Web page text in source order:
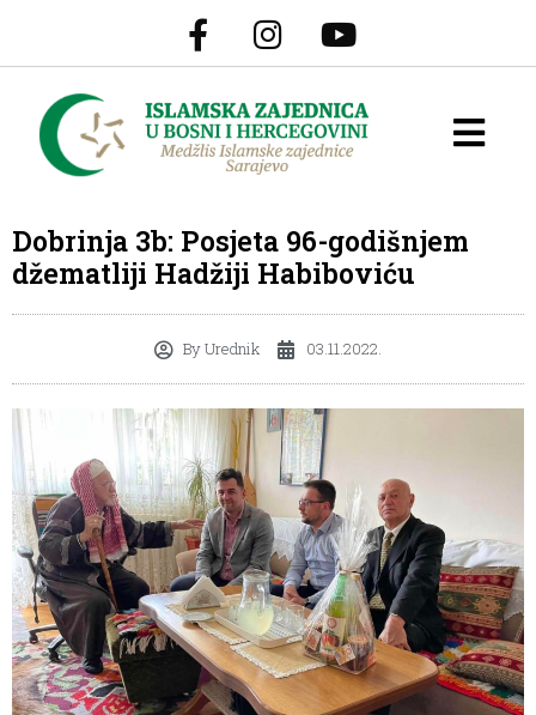
Dobrinja 3b: Posjeta 96-godišnjem
džematliji Hadžiji Habiboviću
ByUrednik 03.11.2022.